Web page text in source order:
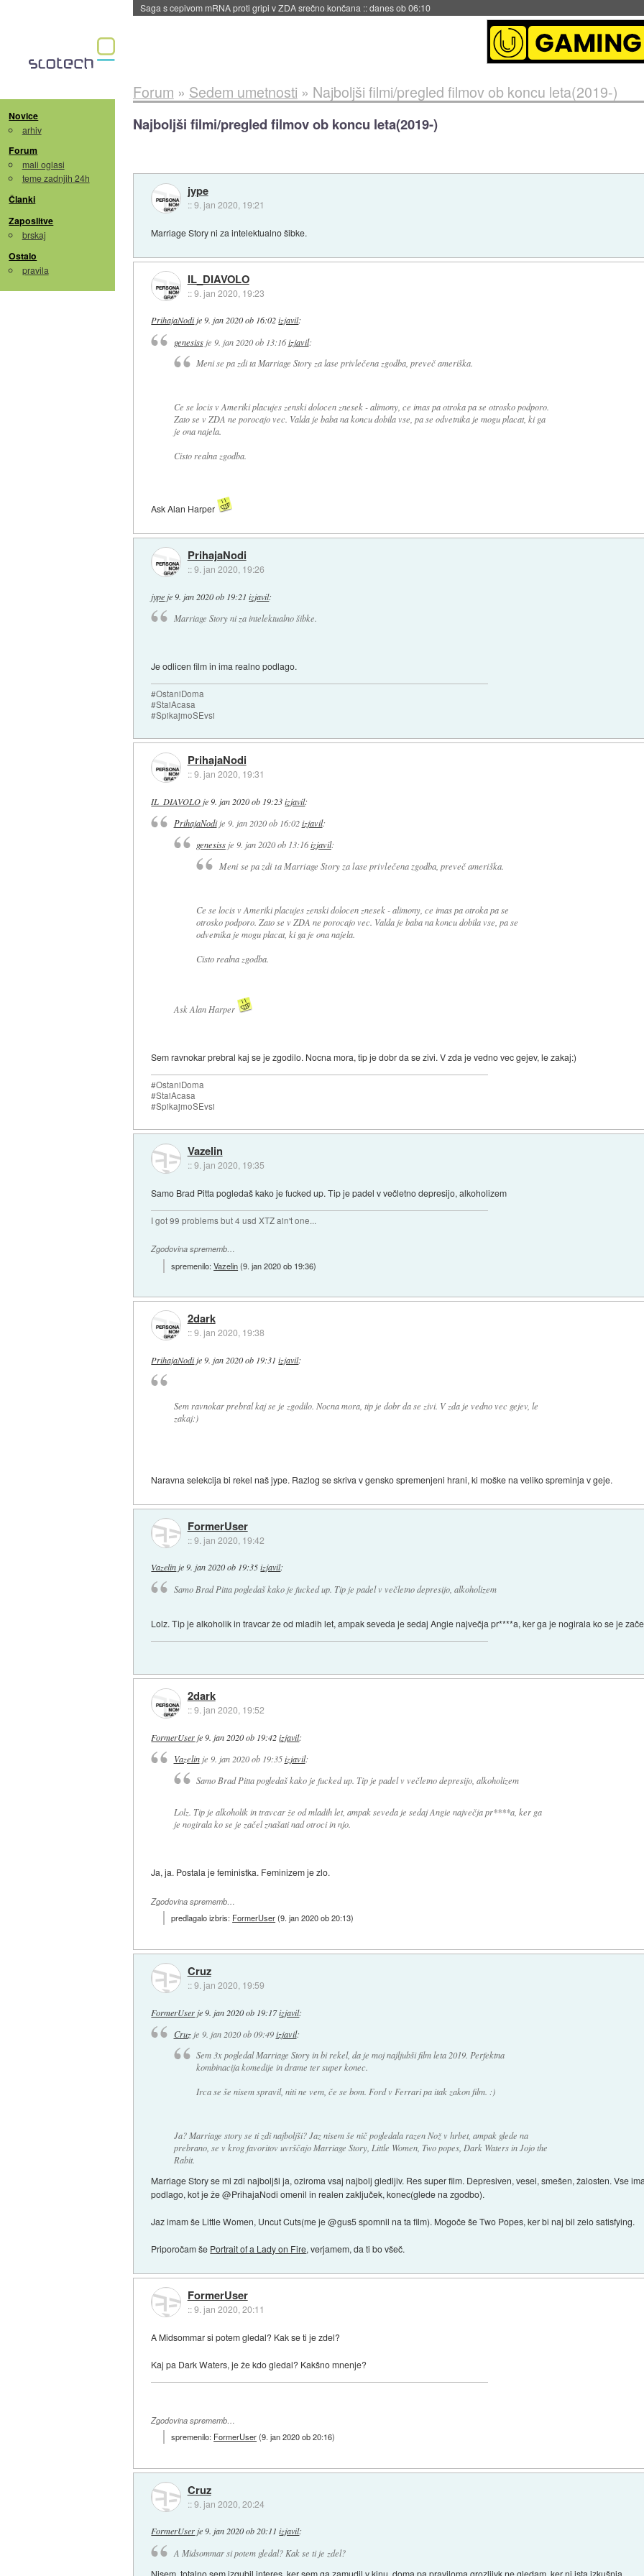
BMW v vozilih začel predvajati reklame::danes ob 06:09
Novice
arhiv
Forum
mali oglasi
teme zadnjih 24h
Članki
Zaposlitve
brskaj
Ostalo
pravila
Forum » Sedem umetnosti » Najboljši filmi/pregled filmov ob koncu leta(2019-)
Najboljši filmi/pregled filmov ob koncu leta(2019-)
jype
::9. jan 2020, 19:21
Marriage Story ni za intelektualno šibke.
IL_DIAVOLO
::9. jan 2020, 19:23
PrihajaNodije9. jan 2020 ob 16:02 izjavil:
genesissje 9. jan 2020 ob 13:16 izjavil:
Meni se pa zdi ta Marriage Story za lase privlečena zgodba, preveč ameriška.
Ce se locis v Ameriki placujes zenski dolocen znesek - alimony, ce imas pa otroka pa se otrosko podporo.
Zato se v ZDA ne porocajo vec. Valda je baba na koncu dobila vse, pa se odvetnika je mogu placat, ki ga
je ona najela.
Cisto realna zgodba.
Ask Alan Harper
PrihajaNodi
::9. jan 2020, 19:26
jype je 9. jan 2020 ob 19:21 izjavil:
Marriage Story ni za intelektualno šibke.
Je odlicen film in ima realno podlago.
#OstaniDoma
#StaiAcasa
#SpikajmoSEvsi
PrihajaNodi
::9. jan 2020, 19:31
IL_DIAVOLO je 9. jan 2020 ob 19:23 izjavil:
PrihajaNodije 9. jan 2020 ob 16:02 izjavil:
genesissje 9. jan 2020 ob 13:16izjavil:
Meni se pa zdi ta Marriage Story za lase privlečena zgodba, preveč ameriška.
Ce se locis v Ameriki placujes zenski dolocen znesek - alimony, ce imas pa otroka pa se
otrosko podporo. Zato se v ZDA ne porocajo vec. Valda je baba na koncu dobila vse, pa se
odvetnika je mogu placat, ki ga je ona najela.
Cisto realna zgodba.
Ask Alan Harper
Sem ravnokar prebral kaj se je zgodilo. Nocna mora, tip je dobr da se zivi. V zda je vedno vec gejev, le zakaj:)
#OstaniDoma
#StaiAcasa
#SpikajmoSEvsi
Vazelin
::9. jan 2020, 19:35
Samo Brad Pitta pogledaš kako je fucked up. Tip je padel v večletno depresijo, alkoholizem
I got 99 problems but 4 usd XTZ ain't one...
Zgodovina sprememb…
spremenilo:Vazelin(9. jan 2020 ob 19:36)
2dark
::9. jan 2020, 19:38
PrihajaNodije 9. jan 2020 ob 19:31 izjavil:
Sem ravnokar prebral kaj se je zgodilo. Nocna mora, tip je dobr da se zivi. V zda je vedno vec gejev, le
zakaj:)
Naravna selekcija bi rekel naš jype. Razlog se skriva v gensko spremenjeni hrani, ki moške na veliko spreminja v geje.
FormerUser
::9. jan 2020, 19:42
Vazelinje9. jan 2020 ob 19:35 izjavil:
Samo Brad Pitta pogledaš kako je fucked up. Tip je padel v večletno depresijo, alkoholizem
Lolz. Tip je alkoholik in travcar že od mladih let, ampak seveda je sedaj Angie največja pr****a, ker ga je nogirala ko se je
2dark
::9. jan 2020, 19:52
FormerUser je 9. jan 2020 ob 19:42 izjavil:
Vazelinje 9. jan 2020 ob 19:35 izjavil:
Samo Brad Pitta pogledaš kako je fucked up. Tip je padel v večletno depresijo, alkoholizem
Lolz. Tip je alkoholik in travcar že od mladih let, ampak seveda je sedaj Angie največja pr****a, ker ga
je nogirala ko se je začel znašati nad otroci in njo.
Ja, ja. Postala je feministka. Feminizem je zlo.
Zgodovina sprememb…
predlagalo izbris: FormerUser(9. jan 2020 ob 20:13)
Cruz
::9. jan 2020, 19:59
FormerUser je 9. jan 2020 ob 19:17izjavil:
Cruzje 9. jan 2020 ob 09:49 izjavil:
Sem 3x pogledal Marriage Story in bi rekel, da je moj najljubši film leta 2019. Perfektna
kombinacija komedije in drame ter super konec.
Irca se še nisem spravil, niti ne vem, če se bom. Ford v Ferrari pa itak zakon film. :)
Ja? Marriage story se ti zdi najboljši? Jaz nisem še nič pogledala razen Nož v hrbet, ampak glede na
prebrano, se v krog favoritov uvrščajo Marriage Story, Little Women, Two popes, Dark Waters in Jojo the
Rabit.
Marriage Story se mi zdi najboljši ja, oziroma vsaj najbolj gledljiv. Res super film. Depresiven, vesel, smešen, žalosten. Vse
podlago, kot je že @PrihajaNodi omenil in realen zaključek, konec(glede na zgodbo).
Jaz imam še Little Women, Uncut Cuts(me je @gus5 spomnil na ta film). Mogoče še Two Popes, ker bi naj bil zelo satisfying.
Priporočam še Portrait of a Lady on Fire, verjamem, da ti bo všeč.
FormerUser
::9. jan 2020, 20:11
A Midsommar si potem gledal? Kak se ti je zdel?
Kaj pa Dark Waters, je že kdo gledal? Kakšno mnenje?
Zgodovina sprememb…
spremenilo: FormerUser(9. jan 2020 ob 20:16)
Cruz
::9. jan 2020, 20:24
FormerUserje9. jan 2020 ob 20:11 izjavil:
A Midsommar si potem gledal? Kak se ti je zdel?
Nisem, totalno sem izgubil interes, ker sem ga zamudil v kinu, doma pa praviloma grozljivk ne gledam, ker ni ista izkušnja.